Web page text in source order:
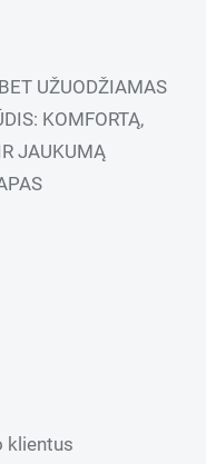
UŽUODŽIAMAS
KOMFORTĄ,
JAUKUMĄ
klientus